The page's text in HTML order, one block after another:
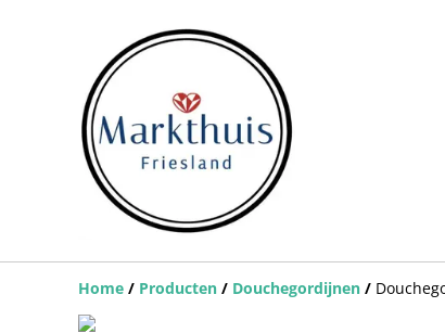
Home / Producten / Douchegordijnen /